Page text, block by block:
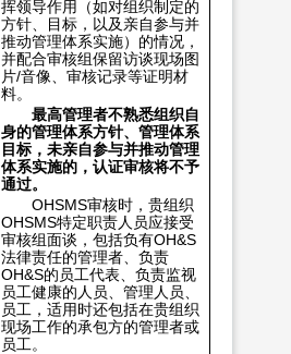
挥领导作用（如对组织制定的
方针、目标，以及亲自参与并
推动管理体系实施）的情况，
并配合审核组保留访谈现场图
片/音像、审核记录等证明材
料。
最高管理者不熟悉组织自
身的管理体系方针、管理体系
目标，未亲自参与并推动管理
体系实施的，认证审核将不予
通过。
OHSMS审核时，贵组织
OHSMS特定职责人员应接受
审核组面谈，包括负有OH&S
法律责任的管理者、负责
OH&S的员工代表、负责监视
员工健康的人员、管理人员、
员工，适用时还包括在贵组织
现场工作的承包方的管理者或
员工。